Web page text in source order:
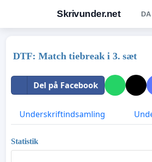
Skrivunder.net
DTF: Match tiebreak i 3. sæt
Del på Facebook
Underskriftindsamling
Statistik